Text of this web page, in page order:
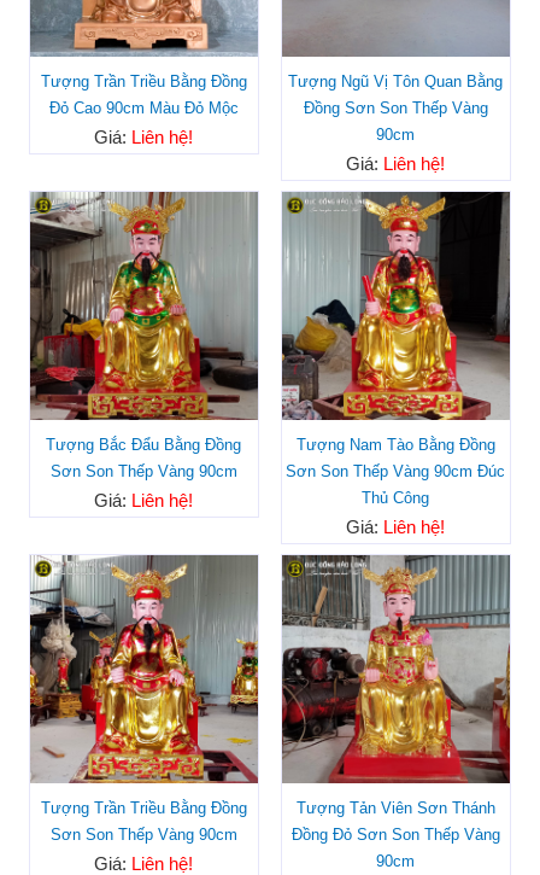
Tượng Trần Triều Bằng Đồng
Đỏ Cao 90cm Màu Đỏ Mộc
Giá: Liên hệ!
Tượng Ngũ Vị Tôn Quan Bằng
Đồng Sơn Son Thếp Vàng
90cm
Giá: Liên hệ!
Tượng Bắc Đẩu Bằng Đồng
Sơn Son Thếp Vàng 90cm
Giá: Liên hệ!
Tượng Nam Tào Bằng Đồng
Sơn Son Thếp Vàng 90cm Đúc
Thủ Công
Giá: Liên hệ!
Tượng Trần Triều Bằng Đồng
Sơn Son Thếp Vàng 90cm
Giá: Liên hệ!
Tượng Tản Viên Sơn Thánh
Đồng Đỏ Sơn Son Thếp Vàng
90cm